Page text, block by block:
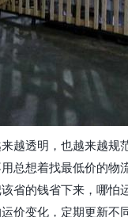
越透明，也越来越
总想着找最低价的
省的钱省下来，哪
价变化，定期更新